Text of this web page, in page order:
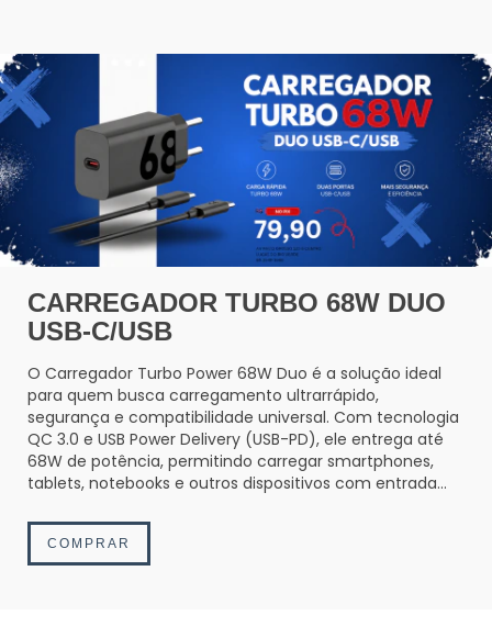
CARREGADOR TURBO 68W DUO
USB-C/USB
O Carregador Turbo Power 68W Duo é a solução ideal
para quem busca carregamento ultrarrápido,
segurança e compatibilidade universal. Com tecnologia
QC 3.0 e USB Power Delivery (USB-PD), ele entrega até
68W de potência, permitindo carregar smartphones,
tablets, notebooks e outros dispositivos com entrada
COMPRAR